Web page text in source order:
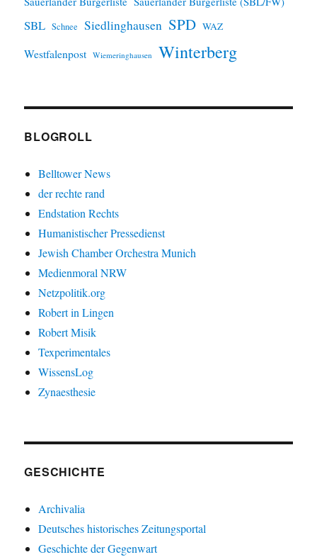
SBL Schnee Siedlinghausen SPD WAZ
Westfalenpost Wiemeringhausen Winterberg
BLOGROLL
Belltower News
der rechte rand
Endstation Rechts
Humanistischer Pressedienst
Jewish Chamber Orchestra Munich
Medienmoral NRW
Netzpolitik.org
Robert in Lingen
Robert Misik
Texperimentales
WissensLog
Zynaesthesie
GESCHICHTE
Archivalia
Deutsches historisches Zeitungsportal
Geschichte der Gegenwart